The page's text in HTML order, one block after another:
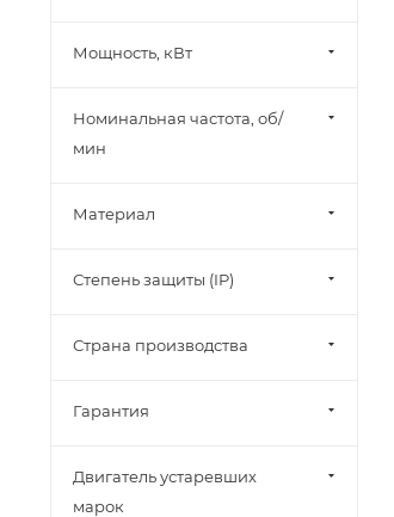
Мощность, кВт
Номинальная частота, об/
мин
Материал
Степень защиты (IP)
Страна производства
Гарантия
Двигатель устаревших
марок